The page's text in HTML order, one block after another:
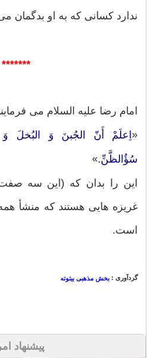
ندارد کسانی که به او بدگمان
*******
امام رضا علیه السلام می
« اِعلَمْ أَنّ الجُبنَ وَ البُخلَ
سُؤُالظَّنِّ.»
این را بدان که (این سه
غریزه هایی هستند که منشأ
است.
گردآوری : بخش مذهبی بیتوته
پیشنهاد